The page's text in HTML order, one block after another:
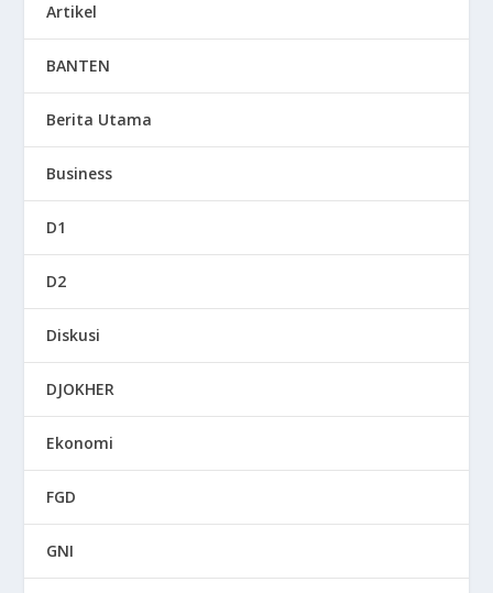
Artikel
BANTEN
Berita Utama
Business
D1
D2
Diskusi
DJOKHER
Ekonomi
FGD
GNI